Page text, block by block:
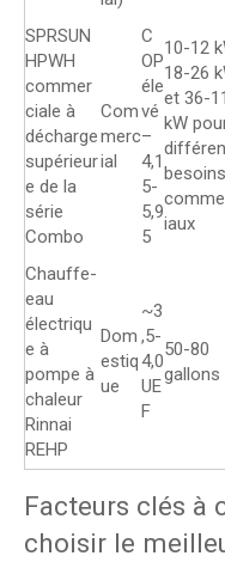
SPRSUN
HPWH
commer
ciale à
décharge
supérieur
e de la
série
Combo
Com
merc
ial
C
OP
éle
vé
–
4,1
5-
5,9
5
10-12
18-26
et 36-
kW
besoins
iaux
Chauffe-
eau
électriqu
e à
pompe à
chaleur
Rinnai
REHP
Dom
estiq
ue
~3
,5-
4,0
UE
F
50-80
gallons
Facteurs clés à
choisir le